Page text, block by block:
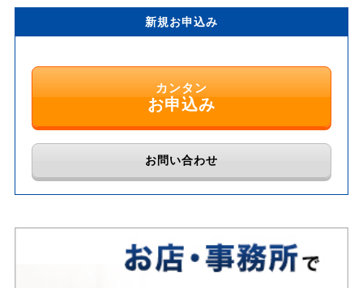
新規お申込み
カンタン
お申込み
お問い合わせ